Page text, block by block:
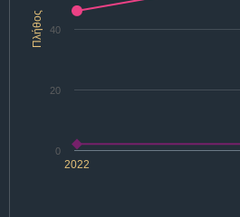
Πλήθος
2022
0
20
40